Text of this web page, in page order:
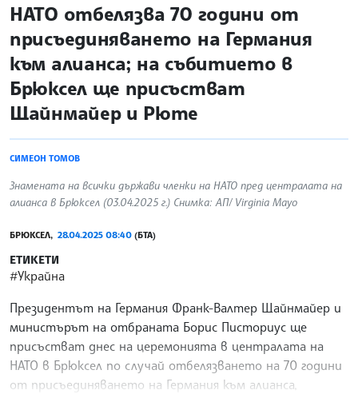
site.bta
НАТО отбелязва 70 години от
присъединяването на Германия
към алианса; на събитието в
Брюксел ще присъстват
Щайнмайер и Рюте
СИМЕОН ТОМОВ
Знамената на всички държави членки на НАТО пред централата на
алианса в Брюксел (03.04.2025 г.) Снимка: АП/ Virginia Mayo
БРЮКСЕЛ, 28.04.2025 08:40 (БТА)
ЕТИКЕТИ
#Украйна
Президентът на Германия Франк-Валтер Щайнмайер и
министърът на отбраната Борис Писториус ще
присъстват днес на церемонията в централата на
НАТО в Брюксел по случай отбелязването на 70 години
от присъединяването на Германия към алианса,